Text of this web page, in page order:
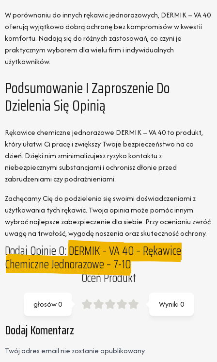
W porównaniu do innych rękawic jednorazowych, DERMIK – VA 40
oferują wyjątkowo dobrą ochronę bez kompromisów w kwestii
komfortu. Nadają się do różnych zastosowań, co czyni je
praktycznym wyborem dla wielu firm i indywidualnych
użytkowników.
Podsumowanie I Zaproszenie Do
Dzielenia Się Opinią
Rękawice chemiczne jednorazowe DERMIK – VA 40 to produkt,
który ułatwi Ci pracę i zwiększy Twoje bezpieczeństwo na co
dzień. Dzięki nim zminimalizujesz ryzyko kontaktu z
niebezpiecznymi substancjami i ochronisz dłonie przed
zabrudzeniami czy podrażnieniami.
Zachęcamy Cię do podzielenia się swoimi doświadczeniami z
użytkowania tych rękawic. Twoja opinia może pomóc innym
wybrać najlepsze zabezpieczenie dla siebie. Przy ocenianiu zwróć
uwagę na trwałość, wygodę noszenia oraz skuteczność ochrony.
Dodaj Opinie O:DERMIK – VA 40 – Rękawice
Chemiczne Jednorazowe – 7-10
Oceń Produkt
Wyniki0
głosów0
Dodaj Komentarz
Twój adres email nie zostanie opublikowany.